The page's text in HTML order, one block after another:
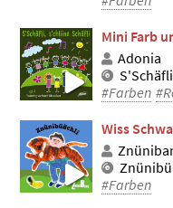
Mini Farb
Adonia
#Farben
Wiss
#Farben